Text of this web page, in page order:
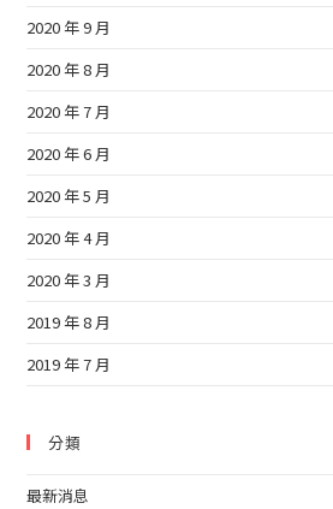
2020 年 9 月
2020 年 8 月
2020 年 7 月
2020 年 6 月
2020 年 5 月
2020 年 4 月
2020 年 3 月
2019 年 8 月
2019 年 7 月
分類
最新消息